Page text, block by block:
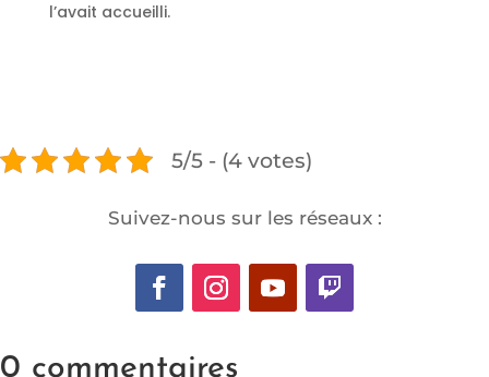
l’avait accueilli.
5/5 - (4 votes)
Suivez-nous sur les réseaux :
0 commentaires